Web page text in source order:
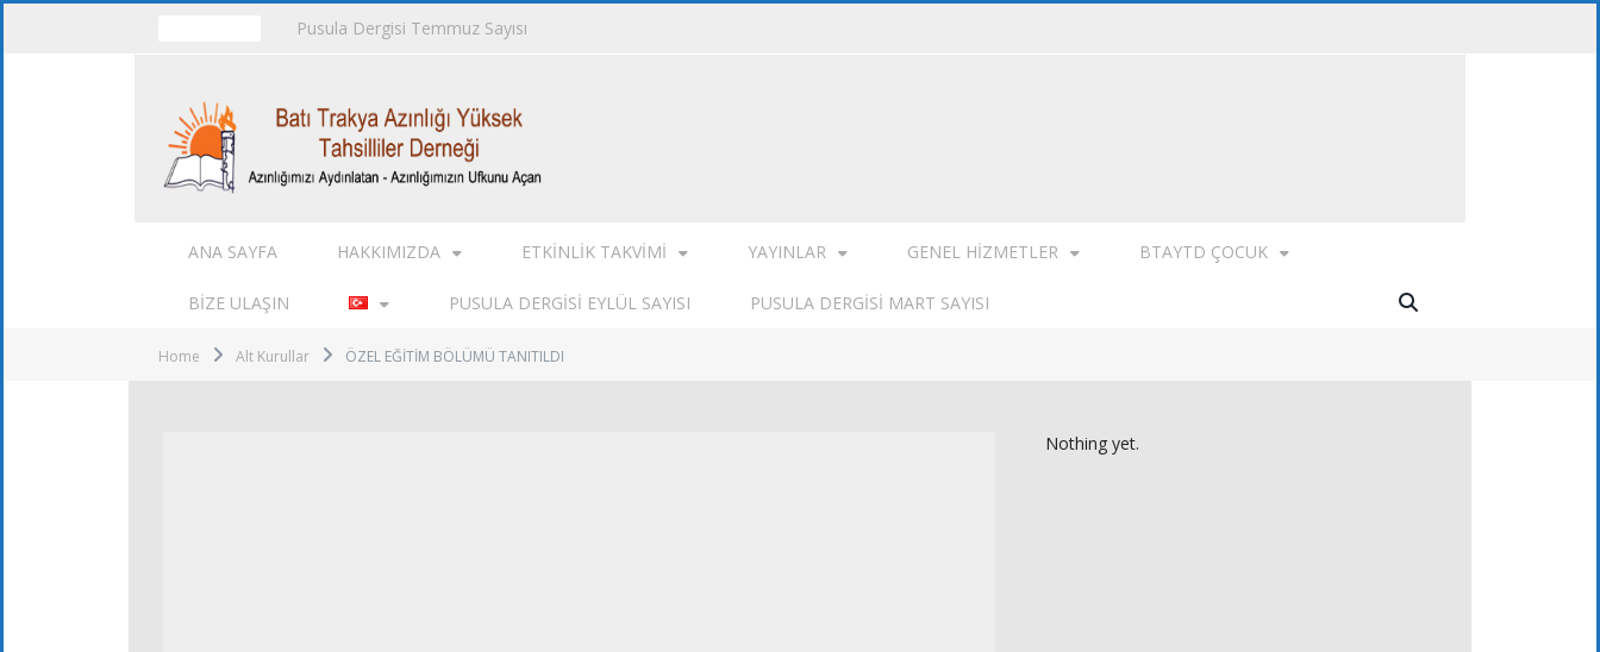
Pusula Dergisi Temmuz Sayısı
ANA SAYFA HAKKIMIZDA ETKINLIK TAKVIMI YAYINLAR GENEL HIZMETLER BTAYTD ÇOCUK
BIZE ULAŞIN PUSULA DERGISI EYLÜL SAYISI PUSULA DERGISI MART SAYISI
Home Alt Kurullar ÖZEL EĞİTİM BÖLÜMÜ TANITILDI
Nothing yet.